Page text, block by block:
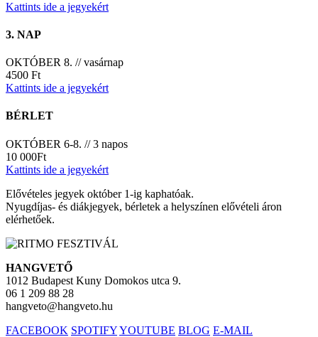
Kattints ide a jegyekért
3. NAP
OKTÓBER 8. // vasárnap
4500 Ft
Kattints ide a jegyekért
BÉRLET
OKTÓBER 6-8. // 3 napos
10 000Ft
Kattints ide a jegyekért
Elővételes jegyek október 1-ig kaphatóak.
Nyugdíjas- és diákjegyek, bérletek a helyszínen elővételi áron
elérhetőek.
HANGVETŐ
1012 Budapest Kuny Domokos utca 9.
06 1 209 88 28
hangveto@hangveto.hu
FACEBOOK SPOTIFYYOUTUBE BLOG E-MAIL